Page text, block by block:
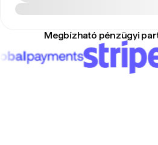
Megbízható pénzügyi